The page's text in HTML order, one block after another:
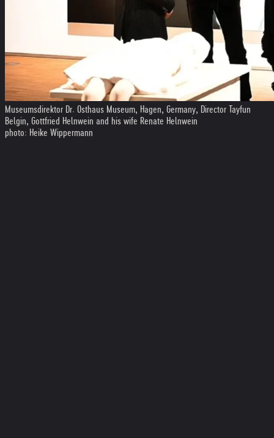
Museumsdirektor Dr. Osthaus Museum, Hagen, Germany, Director Tayfun
Belgin, Gottfried Helnwein and his wife Renate Helnwein
photo: Heike Wippermann